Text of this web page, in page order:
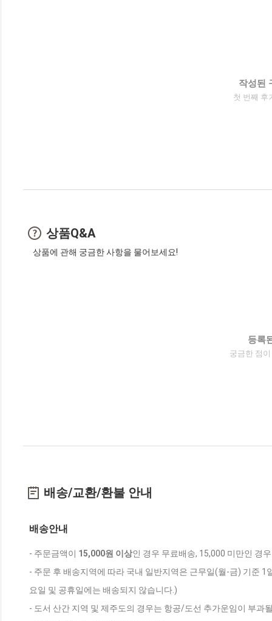
작성된
첫 번째 후
상품Q&A
상품에 관해 궁금한 사항을 물어보세요!
등록
궁금한 점
배송/교환/환불 안내
배송안내
- 주문금액이 15,000원 이상인 경우 무료배송, 15,000 미만인 경
- 주문 후 배송지역에 따라 국내 일반지역은 근무일(월-금) 기준
요일 및 공휴일에는 배송되지 않습니다.)
- 도서 산간 지역 및 제주도의 경우는 항공/도선 추가운임이 부과